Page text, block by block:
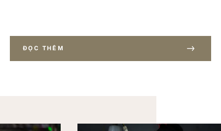
ĐỌC THÊM